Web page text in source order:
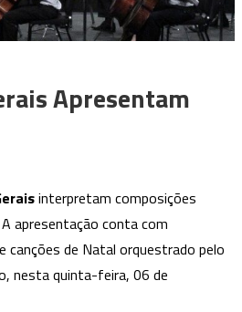
Apresentam
interpretam composições
apresentação conta com
canções de Natal orquestrado pelo
nesta quinta-feira, 06 de